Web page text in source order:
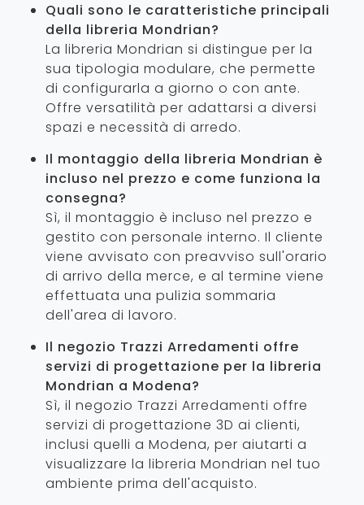
Quali sono le caratteristiche principali
della libreria Mondrian?
La libreria Mondrian si distingue per la
sua tipologia modulare, che permette
di configurarla a giorno o con ante.
Offre versatilità per adattarsi a diversi
spazi e necessità di arredo.
Il montaggio della libreria Mondrian è
incluso nel prezzo e come funziona la
consegna?
Sì, il montaggio è incluso nel prezzo e
gestito con personale interno. Il cliente
viene avvisato con preavviso sull'orario
di arrivo della merce, e al termine viene
effettuata una pulizia sommaria
dell'area di lavoro.
Il negozio Trazzi Arredamenti offre
servizi di progettazione per la libreria
Mondrian a Modena?
Sì, il negozio Trazzi Arredamenti offre
servizi di progettazione 3D ai clienti,
inclusi quelli a Modena, per aiutarti a
visualizzare la libreria Mondrian nel tuo
ambiente prima dell'acquisto.